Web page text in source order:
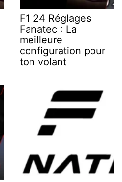
F1 24 Réglages
Fanatec : La
meilleure
configuration pour
ton volant